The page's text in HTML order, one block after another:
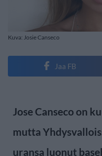
Kuva: Josie Canseco
Jaa FB
Jose Canseco on
mutta
uransa luonut